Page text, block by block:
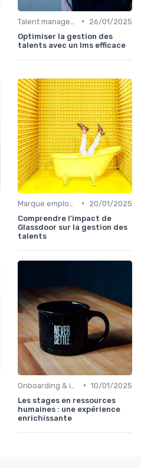
•
26/01/2025
Optimiser la gestion des
talents avec un lms efficace
•
20/01/2025
Comprendre l'impact de
Glassdoor sur la gestion des
talents
• 10/01/2025
Les stages en ressources
humaines : une expérience
enrichissante